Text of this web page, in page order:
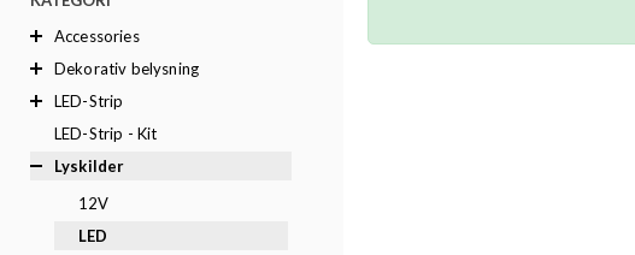
Accessories
Dekorativ belysning
LED-Strip
LED-Strip - Kit
Lyskilder
12V
LED